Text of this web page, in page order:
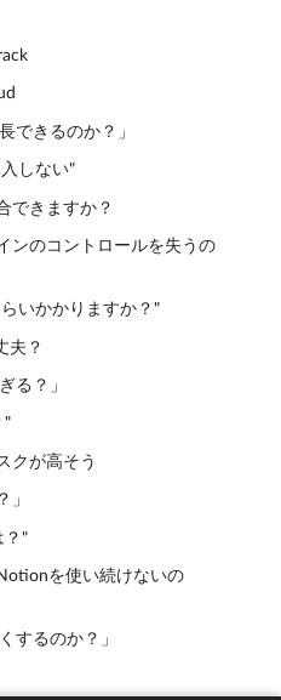
できるのか？」
しない"
できますか？
ンのコントロールを失うの
いかかりますか？"
夫？
る？」
"
クが高そう
」
？"
を使い続けないの
するのか？」